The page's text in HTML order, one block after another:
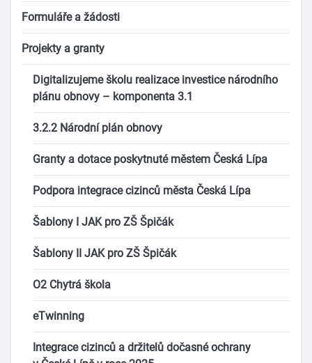
Formuláře a žádosti
Projekty a granty
Digitalizujeme školu realizace investice národního
plánu obnovy – komponenta 3.1
3.2.2 Národní plán obnovy
Granty a dotace poskytnuté městem Česká Lípa
Podpora integrace cizinců města Česká Lípa
Šablony I JAK pro ZŠ Špičák
Šablony II JAK pro ZŠ Špičák
O2 Chytrá škola
eTwinning
Integrace cizinců a držitelů dočasné ochrany